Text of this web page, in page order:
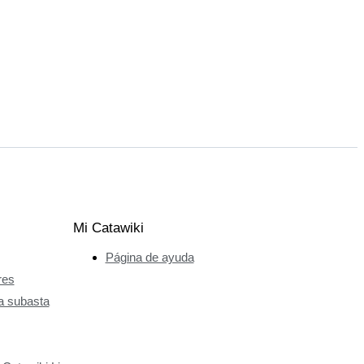
subasta
Mi Catawiki
Página de ayuda